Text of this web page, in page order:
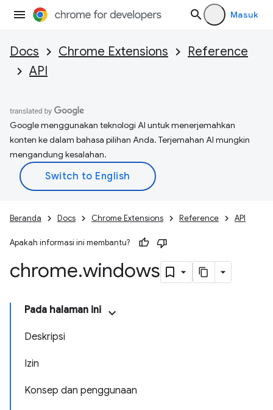
Masuk
Docs Chrome Extensions
Reference
API
Google menggunakan teknologi AI untuk menerjemahkan
konten ke dalam bahasa pilihan Anda. Terjemahan AI mungkin
mengandung kesalahan.
Beranda Docs Chrome Extensions Reference API
Apakah informasi ini membantu?
chrome.windows
Pada halaman ini
Deskripsi
Izin
Konsep dan penggunaan